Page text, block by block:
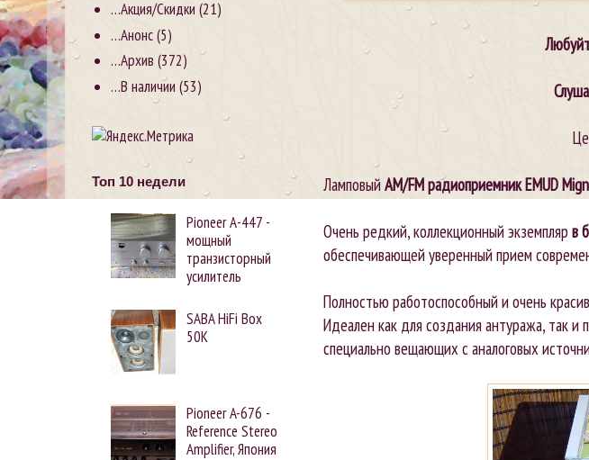
ЛамповыйAM/FM радиоприемник EMUD
Очень редкий, коллекционный экземпляр в
обеспечивающей уверенный прием
Полностью работоспособный и очень
Идеален как для создания антуража, так и
специально вещающих с аналоговых
…Акция/Скидки (21)
…Анонс(5)
…Архив (372)
…В наличии (53)
Топ 10 недели
Pioneer А-447 -
мощный
транзисторный
усилитель
SABA HiFi Box
50K
Pioneer A-676 -
Reference Stereo
Amplifier, Япония